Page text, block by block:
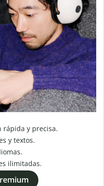
rápida y precisa.
y textos.
ilimitadas.